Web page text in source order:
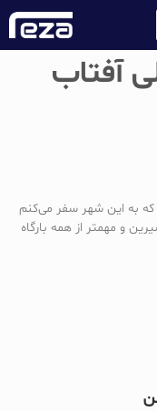
آفتاب
به این شهر سفر می‌کنم
و مهمتر از همه بارگاه